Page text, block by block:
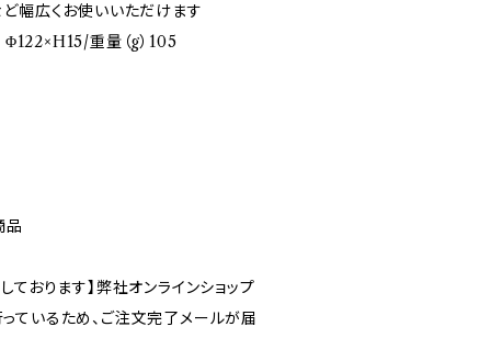
幅広くお使いいただけます
Φ122×H15/重量（g）105
品
ております】弊社オンラインショップ
ているため、ご注文完了メールが届